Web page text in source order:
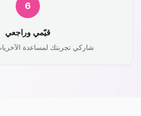
6
قيّمي وراجعي
شاركي تجربتك لمساعدة